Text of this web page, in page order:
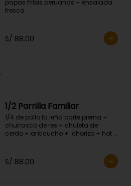
papas fritas peruanas + ensalada
fresca.
S/ 88.00
1/2 Parrilla Familiar
1/4 de pollo la leña parte pierna +
churrasco de res + chuleta de
cerdo + anticucho +  chorizo + hot
S/ 88.00